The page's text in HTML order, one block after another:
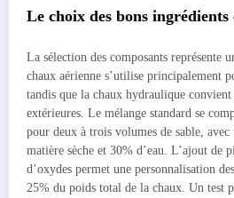
Le choix des bons ingrédients
La sélection des composants représente
chaux aérienne s’utilise principalement
tandis que la chaux hydraulique
extérieures. Le mélange standard se
pour deux à trois volumes de sable,
matière sèche et 30% d’eau. L’ajout de
d’oxydes permet une personnalisation
25% du poids total de la chaux. Un test